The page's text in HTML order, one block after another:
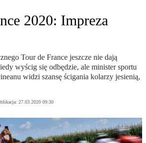
2020: Impreza
Tour de France jeszcze nie dają
wyścig się odbędzie, ale minister sportu
widzi szansę ścigania kolarzy jesienią,
27.03.2020 09:30